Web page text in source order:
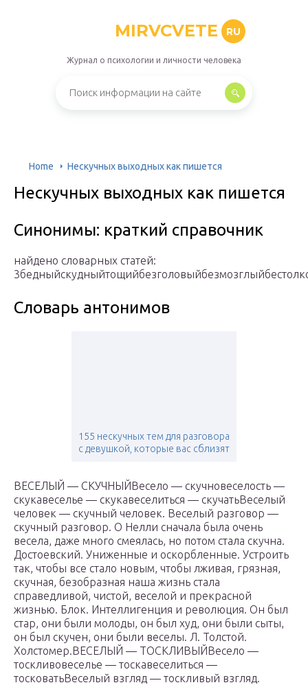
MIRVCVETE RU
Журнал о психологии и личности человека
Home Нескучных выходных как пишется
Нескучных выходных как пишется
Синонимы: краткий справочник
найдено словарных статей:
Словарь антонимов
155 нескучных тем для разговора
с девушкой, которые вас сблизят
ВЕСЕЛЫЙ — СКУЧНЫЙВесело — скучновеселость —
скукавеселье — скукавеселиться — скучатьВеселый
человек — скучный человек. Веселый разговор —
скучный разговор. Ο Нелли сначала была очень
весела, даже много смеялась, но потом стала скучна.
Достоевский. Униженные и оскорбленные. Устроить
так, чтобы все стало новым, чтобы лживая, грязная,
скучная, безобразная наша жизнь стала
справедливой, чистой, веселой и прекрасной
жизнью. Блок. Интеллигенция и революция. Он был
стар, они были молоды, он был худ, они были сыты,
он был скучен, они были веселы. Л. Толстой.
Холстомер.ВЕСЕЛЫЙ — ТОСКЛИВЫЙВесело —
тоскливовеселье — тоскавеселиться —
тосковатьВеселый взгляд — тоскливый взгляд.